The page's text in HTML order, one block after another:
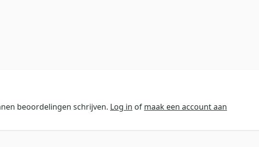
beoordelingen schrijven. Log in of maak een account aan